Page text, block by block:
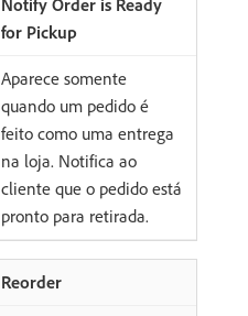
Notify Order is Ready
for Pickup
Aparece somente
quando um pedido é
feito como uma entrega
na loja. Notifica ao
cliente que o pedido está
pronto para retirada.
Reorder